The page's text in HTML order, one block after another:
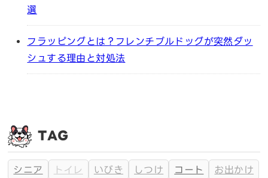
選
フラッピングとは？フレンチブルドッグが突然ダッ
シュする理由と対処法
TAG
シニア トイレ いびき しつけ コート
お出かけ